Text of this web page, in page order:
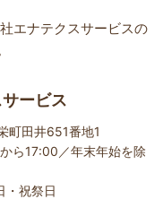
エナテクスサービスの
ービス
田井651番地1
ら17:00／年末年始を除
・祝祭日